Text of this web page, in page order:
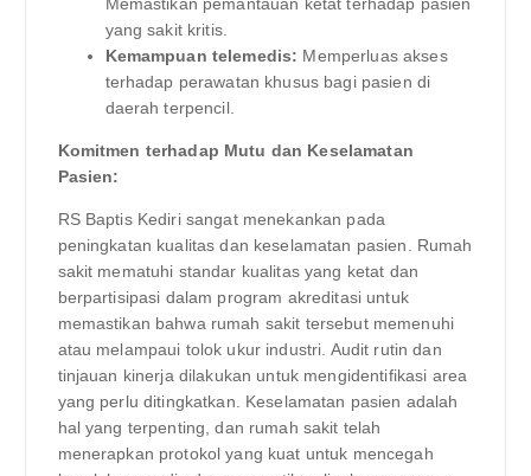
Memastikan pemantauan ketat terhadap pasien
yang sakit kritis.
Kemampuan telemedis: Memperluas akses
terhadap perawatan khusus bagi pasien di
daerah terpencil.
Komitmen terhadap Mutu dan Keselamatan
Pasien:
RS Baptis Kediri sangat menekankan pada
peningkatan kualitas dan keselamatan pasien. Rumah
sakit mematuhi standar kualitas yang ketat dan
berpartisipasi dalam program akreditasi untuk
memastikan bahwa rumah sakit tersebut memenuhi
atau melampaui tolok ukur industri. Audit rutin dan
tinjauan kinerja dilakukan untuk mengidentifikasi area
yang perlu ditingkatkan. Keselamatan pasien adalah
hal yang terpenting, dan rumah sakit telah
menerapkan protokol yang kuat untuk mencegah